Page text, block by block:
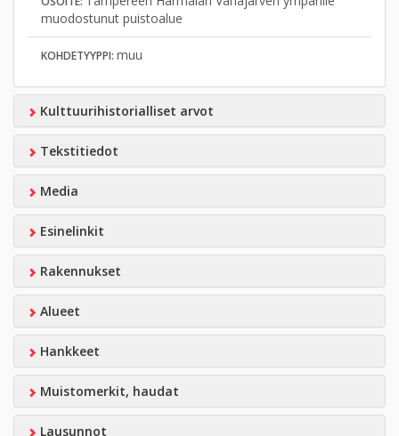
muodostunut puistoalue
KOHDETYYPPI: muu
Kulttuurihistorialliset arvot
Tekstitiedot
Media
Esinelinkit
Rakennukset
Alueet
Hankkeet
Muistomerkit, haudat
Lausunnot